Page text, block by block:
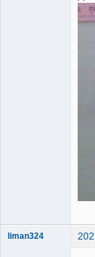
liman324